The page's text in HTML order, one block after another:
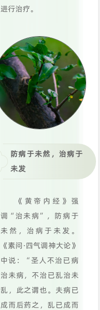
进行治疗。
防病于未然，治病于
未发
《黄帝内经》强
调“治未病”，防病于
未然，治病于未发。
《素问·四气调神大论》
中说：“圣人不治已病
治未病，不治已乱治未
乱，此之谓也。夫病已
成而后药之，乱已成而